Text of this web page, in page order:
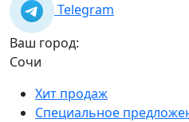
Telegram
Ваш город:
Сочи
Хит продаж
Специальное